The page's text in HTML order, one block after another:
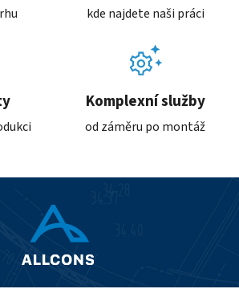
kde najdete naši práci
Komplexní služby
od záměru po montáž